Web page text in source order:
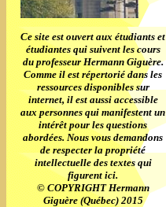
Ce site est ouvert aux étudiants et
étudiantes qui suivent les cours
du professeur Hermann Giguère.
Comme il est répertorié dans les
ressources disponibles sur
internet, il est aussi accessible
aux personnes qui manifestent un
intérêt pour les questions
abordées. Nous vous demandons
de respecter la propriété
intellectuelle des textes qui
figurent ici.
© COPYRIGHT Hermann
Giguère (Québec) 2015